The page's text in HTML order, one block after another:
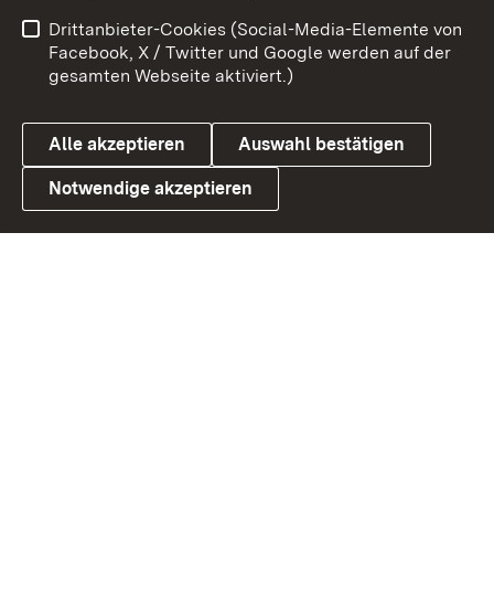
Link zum Landesportal
Benutzungshinweise
Barrierefreiheit
Datenschutz
Cookies
Drittanbieter-Cookies (Social-Media-Elemente von
Facebook, X / Twitter und Google werden auf der
gesamten Webseite aktiviert.)
Alle akzeptieren Auswahl bestätigen
Notwendige akzeptieren